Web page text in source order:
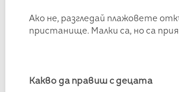
Ако не, разгледай плажовете
пристанище. Малки са, но са
Какво да правиш с децата